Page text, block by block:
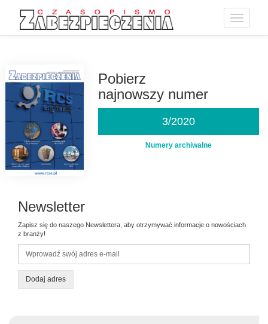
Toggle
Pobierz
najnowszy numer
3/2020
Numery archiwalne
Newsletter
Zapisz się do naszego Newslettera, aby otrzymywać informacje o nowościach
z branży!
Dodaj adres